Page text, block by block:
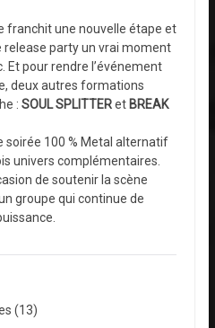
franchit une nouvelle étape et
party un vrai moment
Et pour rendre l’événement
deux autres formations
: SOUL SPLITTERet BREAK
soirée 100 % Metal alternatif
univers complémentaires.
de soutenir la scène
groupe qui continue de
(13)